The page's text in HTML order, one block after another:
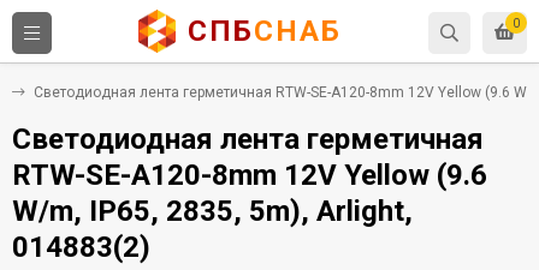
0
СПБСНАБ
Светодиодная лента герметичная RTW-SE-A120-8mm 12V Yellow (9.6
Светодиодная лента герметичная
RTW-SE-A120-8mm 12V Yellow (9.6
W/m, IP65, 2835, 5m), Arlight,
014883(2)